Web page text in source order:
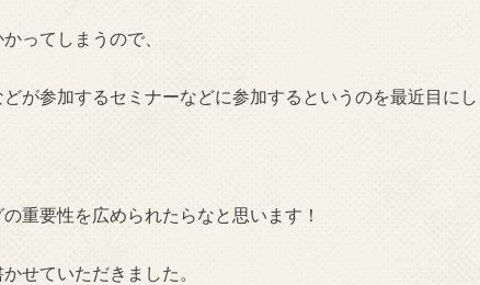
ってしまうので、
が参加するセミナーなどに参加するというのを最近目にし
重要性を広められたらなと思います！
せていただきました。